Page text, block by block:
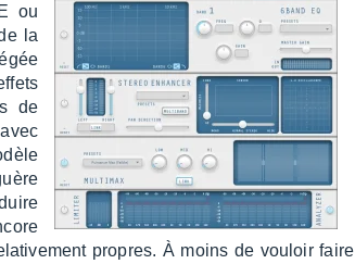
ou
la
de
propres. À moins de vouloir faire